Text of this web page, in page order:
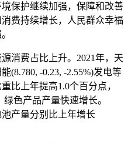
保护继续加强，保障和改善
费持续增长，人民群众幸福
消费占比上升。2021年，天
(8.780, -0.23, -2.55%)发电等
比上年提高1.0个百分点，
色产品产量快速增长。
产量分别比上年增长